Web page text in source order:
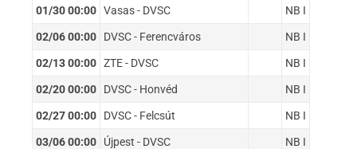
01/30 00:00 Vasas - DVSC NB I
02/06 00:00 DVSC - Ferencváros NB I
02/13 00:00 ZTE - DVSC NB I
02/20 00:00 DVSC - Honvéd NB I
02/27 00:00 DVSC - Felcsút NB I
03/06 00:00 Újpest - DVSC NB I